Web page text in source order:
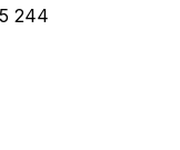
244